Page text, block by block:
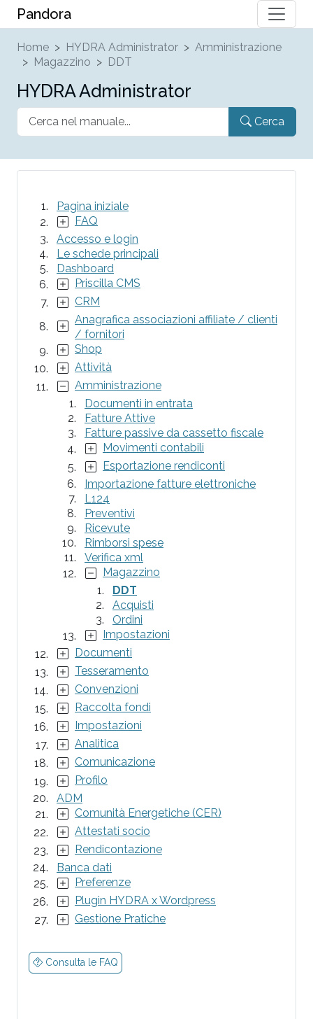
Pandora
Home HYDRA Administrator
Amministrazione
Magazzino
DDT
HYDRA Administrator
Cerca
Pagina iniziale
FAQ
Accesso e login
Le schede principali
Dashboard
Priscilla CMS
CRM
Anagrafica associazioni affiliate / clienti
/ fornitori
Shop
Attività
Amministrazione
Documenti in entrata
Fatture Attive
Fatture passive da cassetto fiscale
Movimenti contabili
Esportazione rendiconti
Importazione fatture elettroniche
L124
Preventivi
Ricevute
Rimborsi spese
Verifica xml
Magazzino
DDT
Acquisti
Ordini
Impostazioni
Documenti
Tesseramento
Convenzioni
Raccolta fondi
Impostazioni
Analitica
Comunicazione
Profilo
ADM
Comunità Energetiche (CER)
Attestati socio
Rendicontazione
Banca dati
Preferenze
Plugin HYDRA x Wordpress
Gestione Pratiche
Consulta le FAQ